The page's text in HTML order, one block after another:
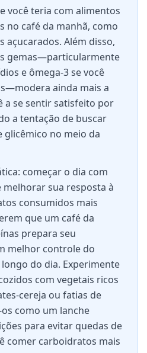
você teria com alimentos
no café da manhã, como
açucarados. Além disso,
gemas—particularmente
e ômega-3 se você
ainda mais a
a se sentir satisfeito por
a tentação de buscar
glicêmico no meio da
começar o dia com
sua resposta à
consumidos mais
que um café da
prepara seu
melhor controle do
do dia. Experimente
com vegetais ricos
cereja ou fatias de
como um lanche
para evitar quedas de
comer carboidratos mais